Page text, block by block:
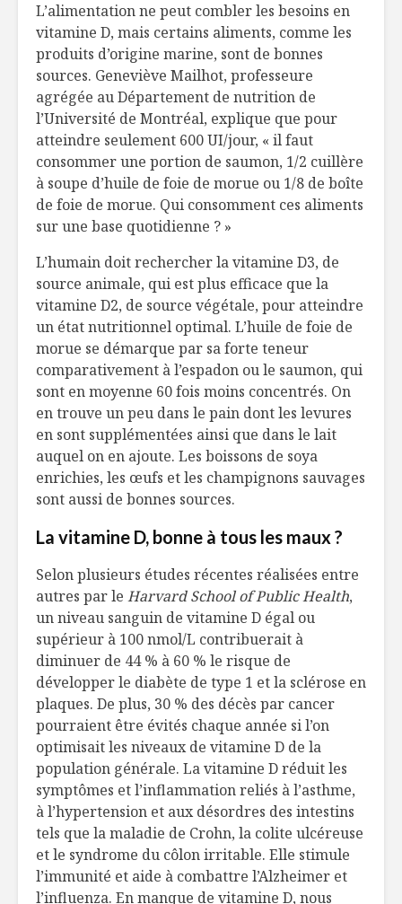
L’alimentation ne peut combler les besoins en
vitamine D, mais certains aliments, comme les
produits d’origine marine, sont de bonnes
sources. Geneviève Mailhot, professeure
agrégée au Département de nutrition de
l’Université de Montréal, explique que pour
atteindre seulement 600 UI/jour, « il faut
consommer une portion de saumon, 1/2 cuillère
à soupe d’huile de foie de morue ou 1/8 de boîte
de foie de morue. Qui consomment ces aliments
sur une base quotidienne ? »
L’humain doit rechercher la vitamine D3, de
source animale, qui est plus efficace que la
vitamine D2, de source végétale, pour atteindre
un état nutritionnel optimal. L’huile de foie de
morue se démarque par sa forte teneur
comparativement à l’espadon ou le saumon, qui
sont en moyenne 60 fois moins concentrés. On
en trouve un peu dans le pain dont les levures
en sont supplémentées ainsi que dans le lait
auquel on en ajoute. Les boissons de soya
enrichies, les œufs et les champignons sauvages
sont aussi de bonnes sources.
La vitamine D, bonne à tous les maux ?
Selon plusieurs études récentes réalisées entre
autres par le Harvard School of Public Health,
un niveau sanguin de vitamine D égal ou
supérieur à 100 nmol/L contribuerait à
diminuer de 44 % à 60 % le risque de
développer le diabète de type 1 et la sclérose en
plaques. De plus, 30 % des décès par cancer
pourraient être évités chaque année si l’on
optimisait les niveaux de vitamine D de la
population générale. La vitamine D réduit les
symptômes et l’inflammation reliés à l’asthme,
à l’hypertension et aux désordres des intestins
tels que la maladie de Crohn, la colite ulcéreuse
et le syndrome du côlon irritable. Elle stimule
l’immunité et aide à combattre l’Alzheimer et
l’influenza. En manque de vitamine D, nous